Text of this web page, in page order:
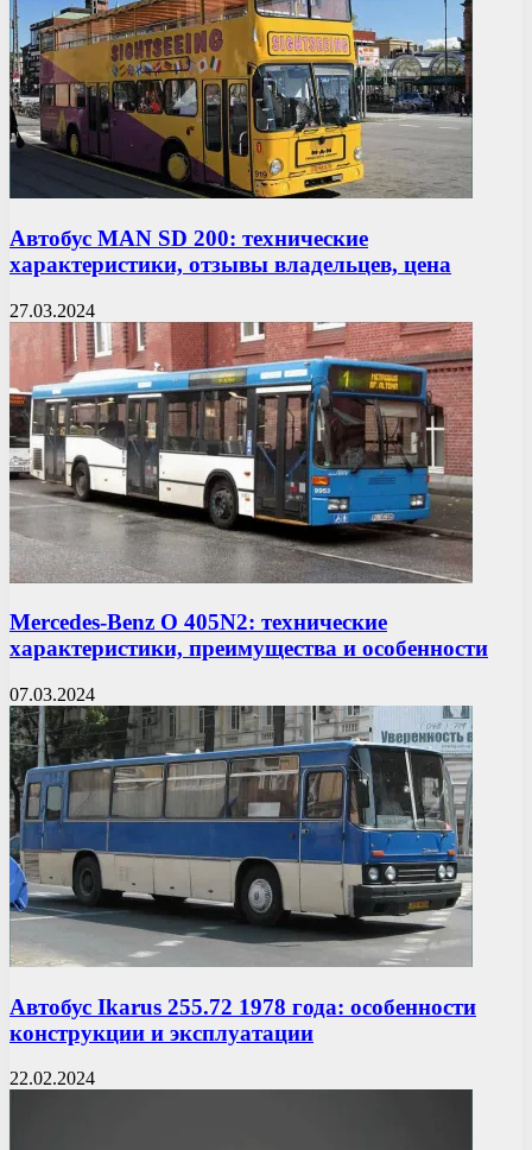
Автобус MAN SD 200: технические
характеристики, отзывы владельцев, цена
27.03.2024
Mercedes-Benz O 405N2: технические
характеристики, преимущества и особенности
07.03.2024
Автобус Ikarus 255.72 1978 года: особенности
конструкции и эксплуатации
22.02.2024